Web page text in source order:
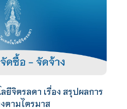
ยีจิตรลดา เรื่อง สรุปผลการ
ตามไตรมาส